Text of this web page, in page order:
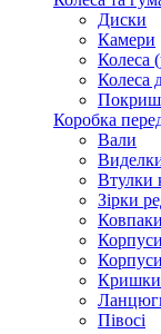
Диски
Камери
Колеса
Колеса
Коробка
Вали
Втулки
Зірки
Кришки
Півосі